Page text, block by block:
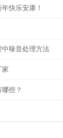
快乐安康！
噪音处理方法
家
些？